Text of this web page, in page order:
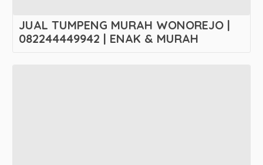
JUAL TUMPENG MURAH WONOREJO |
082244449942 | ENAK & MURAH